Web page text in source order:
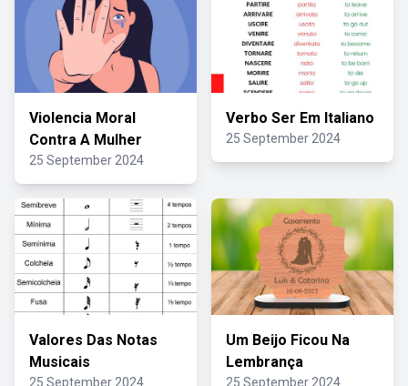
Violencia Moral
Contra A Mulher
25 September 2024
Verbo Ser Em Italiano
25 September 2024
Valores Das Notas
Musicais
25 September 2024
Um Beijo Ficou Na
Lembrança
25 September 2024